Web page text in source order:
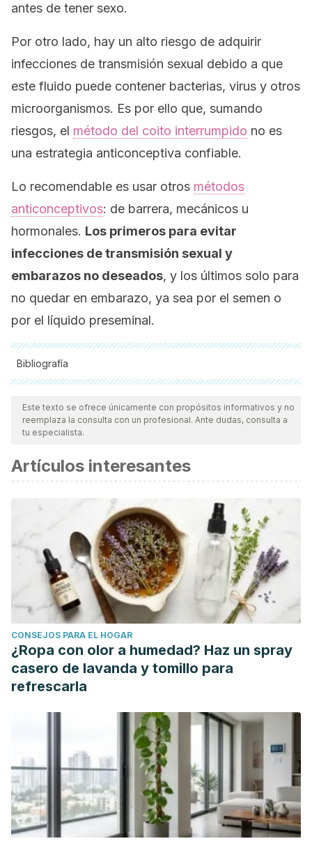
antes de tener sexo.
Por otro lado, hay un alto riesgo de adquirir
infecciones de transmisión sexual debido a que
este fluido puede contener bacterias, virus y otros
microorganismos. Es por ello que, sumando
riesgos, el método del coito interrumpido no es
una estrategia anticonceptiva confiable.
Lo recomendable es usar otros métodos
anticonceptivos: de barrera, mecánicos u
hormonales. Los primeros para evitar
infecciones de transmisión sexual y
embarazos no deseados, y los últimos solo para
no quedar en embarazo, ya sea por el semen o
por el líquido preseminal.
Bibliografía
Todas las fuentes citadas fueron revisadas a profundidad por
nuestro equipo, para asegurar su calidad, confiabilidad,
vigencia y validez.La bibliografía de este artículo fue
científica.
Butler Tobah Y. Can you get pregnant from pre-ejaculation
fluid? Mayo Clinic. 2020.
Chughtai B, Sawas A, O’Malley RL, Naik RR, Ali Khan S,
Pentyala S. A neglected gland: a review of Cowper’s gland.
Int J Androl. 2005;28(2):74-77. Disponible en
https://pubmed.ncbi.nlm.nih.gov/15811067/.
Killick SR, Leary C, Trussell J, Guthrie KA. Sperm content of
pre-ejaculatory fluid. Hum Fertil (Camb). 2011;14(1):48-52.
Disponible en https://pubmed.ncbi.nlm.nih.gov/21155689/.
Kovavisarach E, et. al. (2016). Presence of sperm in pre-
ejaculatory fluid of healthy males. J Med Assoc Thai
https://pubmed.ncbi.nlm.nih.gov/27266214/.
Vásquez F, Hérnandez F, Escobar A, Vásquez D, Orozco E,
Vizcaíno I, et al. Determinación de la presencia o ausencia
de espermatozoides en el líquido pre eyaculatorio.
Universidad del Norte. 2017.
Este texto se ofrece únicamente con propósitos informativos y no
reemplaza la consulta con un profesional. Ante dudas, consulta a
tu especialista.
Artículos interesantes
CONSEJOS PARA EL HOGAR
¿Ropa con olor a humedad? Haz un spray
casero de lavanda y tomillo para
refrescarla